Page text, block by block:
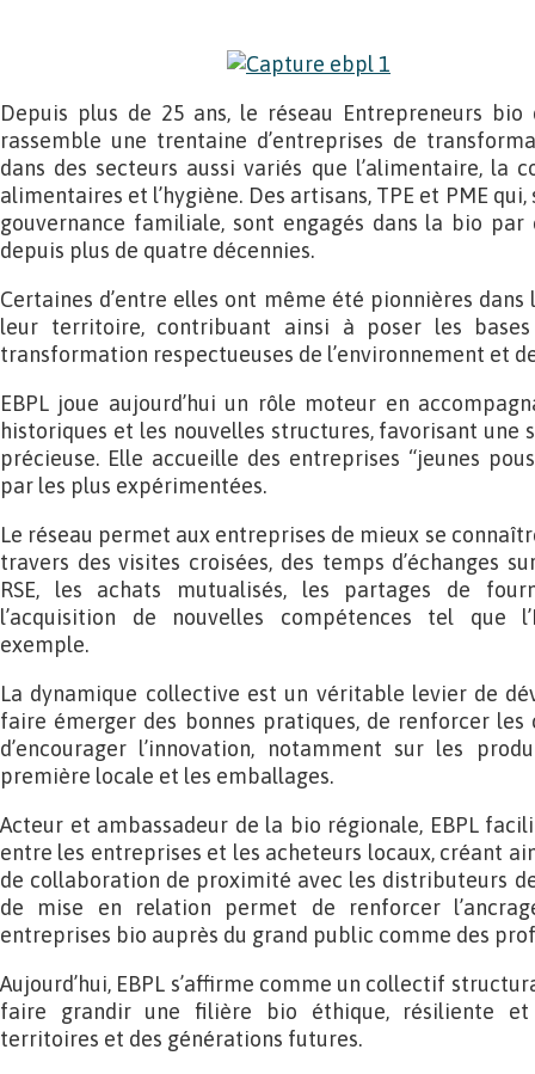
Depuis plus de 25 ans, le réseau Entrepreneurs bio
rassemble une trentaine d’entreprises de
dans des secteurs aussi variés que l’alimentaire, la
alimentaires et l’hygiène. Des artisans, TPE et PME
gouvernance familiale, sont engagés dans la bio
depuis plus de quatre décennies.
Certaines d’entre elles ont même été pionnières
leur territoire, contribuant ainsi à poser les bases
transformation respectueuses de l’environnement et
EBPL joue aujourd’hui un rôle moteur en
historiques et les nouvelles structures, favorisant une
précieuse. Elle accueille des entreprises “jeunes
par les plus expérimentées.
Le réseau permet aux entreprises de mieux se
travers des visites croisées, des temps d’échanges
RSE, les achats mutualisés, les partages de
l’acquisition de nouvelles compétences tel que
exemple.
La dynamique collective est un véritable levier de
faire émerger des bonnes pratiques, de renforcer
d’encourager l’innovation, notamment sur les
première locale et les emballages.
Acteur et ambassadeur de la bio régionale, EBPL
entre les entreprises et les acheteurs locaux, créant
de collaboration de proximité avec les distributeurs
de mise en relation permet de renforcer
entreprises bio auprès du grand public comme des
Aujourd’hui, EBPL s’affirme comme un collectif
faire grandir une filière bio éthique, résiliente et
territoires et des générations futures.